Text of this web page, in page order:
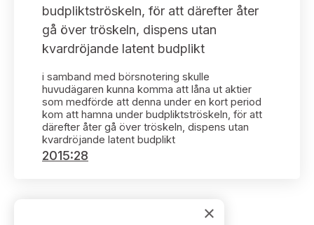
Informationsgivning
Arbetssätt och jävsfrågor
Stadgar
Arbetsordning
Ledamöter
Framställningar och konsultation
Uttalanden sorterade efter publiceringsdatum
Samtliga uttalanden sorterade årsvis
Uttalanden sorterade ämnesvis
Sök uttalanden
Takeover-regler för reglerade marknader och vissa
handelsplattformar
AKTUELLT
Prenumerera
Bildarkiv
KONTAKT
Kontakt angående ansökningar och uttalanden
Kontakt administrativa ärenden
budpliktströskeln, för att därefter åter
gå över tröskeln, dispens utan
kvardröjande latent budplikt
i samband med börsnotering skulle
huvudägaren kunna komma att låna ut aktier
som medförde att denna under en kort period
kom att hamna under budpliktströskeln, för att
därefter åter gå över tröskeln, dispens utan
kvardröjande latent budplikt
2015:28
×